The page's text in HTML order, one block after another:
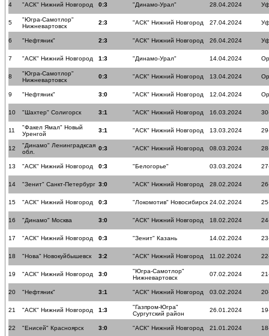
4 "АСК" Нижний Новгород 0:3 "Динамо-Урал" 28.04.2024
5
"Югра-Самотлор"
Нижневартовск
2:3 "АСК" Нижний Новгород 27.04.2024
6 "Нефтяник" 2:3 "АСК" Нижний Новгород 26.04.2024
7 "АСК" Нижний Новгород 1:3 "Динамо-Урал" 14.04.2024
8
"Югра-Самотлор"
Нижневартовск
0:3 "АСК" Нижний Новгород 13.04.2024
9 "Нефтяник" 3:0 "АСК" Нижний Новгород 12.04.2024
10 "Шахтер" Солигорск 3:1 "АСК" Нижний Новгород 16.03.2024
11
"Факел Ямал" Новый
Уренгой
3:1 "АСК" Нижний Новгород 13.03.2024
12
"Динамо" Ленинградксая
обл.
0:3 "АСК" Нижний Новгород 08.03.2024
13 "АСК" Нижний Новгород 0:3 "Белогорье" 03.03.2024
14 "Зенит" Санкт-Петербург 3:0 "АСК" Нижний Новгород 28.02.2024
15 "АСК" Нижний Новгород 0:3 "Локомотив" Новосибирск 24.02.2024
16 "Динамо" Москва 3:0 "АСК" Нижний Новгород 18.02.2024
17 "АСК" Нижний Новгород 0:3 "Зенит" Казань 14.02.2024
18 "Нова" Новокуйбышевск 3:2 "АСК" Нижний Новгород 11.02.2024
19 "АСК" Нижний Новгород 3:0
"Югра-Самотлор"
Нижневартовск
07.02.2024
20 "Нефтяник" 3:1 "АСК" Нижний Новгород 03.02.2024
21 "АСК" Нижний Новгород 1:3
"Газпром-Югра"
Сургутский район
26.01.2024
22 "Енисей" Красноярск 3:0 "АСК" Нижний Новгород 21.01.2024